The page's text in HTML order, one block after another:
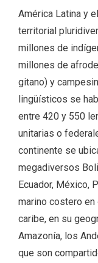
América Latina y
territorial
millones de
millones de
gitano) y
lingüísticos se
entre 420 y 550
unitarias o
continente se
megadiversos
Ecuador, México,
marino costero
caribe, en su
Amazonía, los
que son